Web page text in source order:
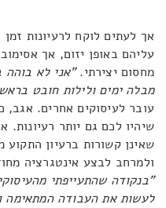
אך לעתים לוקח לרעיונות
עליהם באופן יזום, אך
מחסום יצירתי."אני לא בוהה
מבלה ימים ולילות חובט
עובר לעיסוקים אחרים. אגב,
שיהיו לכם גם יותר
שאינן קשורות ברעיון
ולמרחב לבצע אינטגרציה
"בנקודה שהתעייפתי
לעשות את העבודה